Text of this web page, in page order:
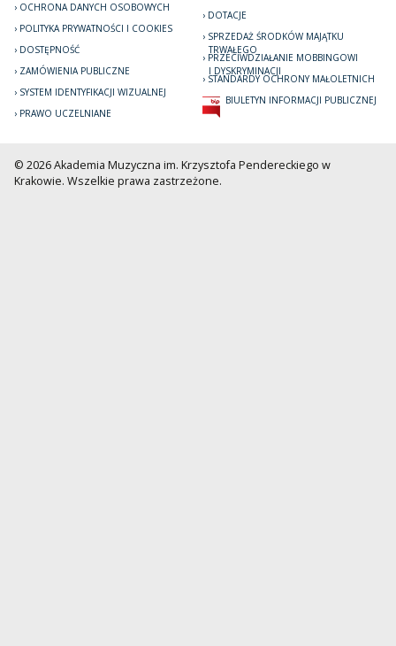
OCHRONA DANYCH OSOBOWYCH
POLITYKA PRYWATNOŚCI I COOKIES
DOSTĘPNOŚĆ
ZAMÓWIENIA PUBLICZNE
SYSTEM IDENTYFIKACJI WIZUALNEJ
PRAWO UCZELNIANE
DOTACJE
SPRZEDAŻ ŚRODKÓW MAJĄTKU
TRWAŁEGO
PRZECIWDZIAŁANIE MOBBINGOWI
I DYSKRYMINACJI
STANDARDY OCHRONY MAŁOLETNICH
BIULETYN INFORMACJI PUBLICZNEJ
© 2026 Akademia Muzyczna im. Krzysztofa Pendereckiego w
Krakowie. Wszelkie prawa zastrzeżone.